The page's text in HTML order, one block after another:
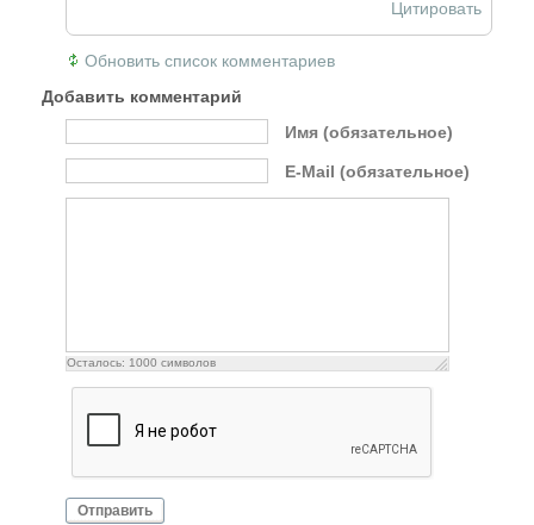
Цитировать
Обновить список комментариев
Добавить комментарий
Имя (обязательное)
E-Mail (обязательное)
Осталось: 1000 символов
Отправить